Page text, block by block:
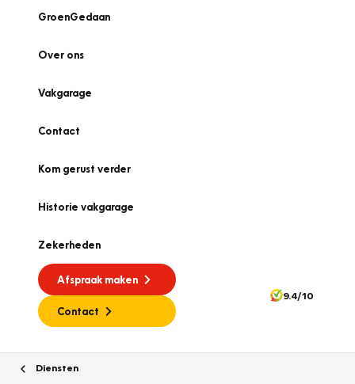
GroenGedaan
Over ons
Vakgarage
Contact
Kom gerust verder
Historie vakgarage
Zekerheden
Afspraak maken
Contact
9.4/10
Diensten